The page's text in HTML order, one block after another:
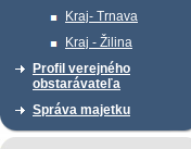
Kraj- Trnava
Kraj - Žilina
Profil verejného
obstarávateľa
Správa majetku